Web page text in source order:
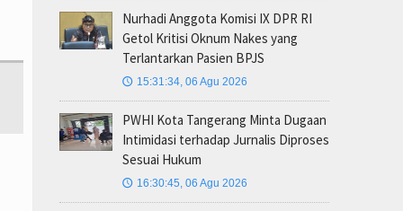
Nurhadi Anggota Komisi IX DPR RI
Getol Kritisi Oknum Nakes yang
Terlantarkan Pasien BPJS
🕔 15:31:34, 06 Agu 2026
PWHI Kota Tangerang Minta Dugaan
Intimidasi terhadap Jurnalis Diproses
Sesuai Hukum
🕔 16:30:45, 06 Agu 2026